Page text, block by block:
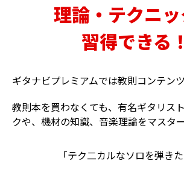
理論・テクニ
習得できる！
ギタナビプレミアムでは教則コンテン
教則本を買わなくても、有名ギタリス
クや、機材の知識、音楽理論をマスタ
「テク二カルなソロを弾き